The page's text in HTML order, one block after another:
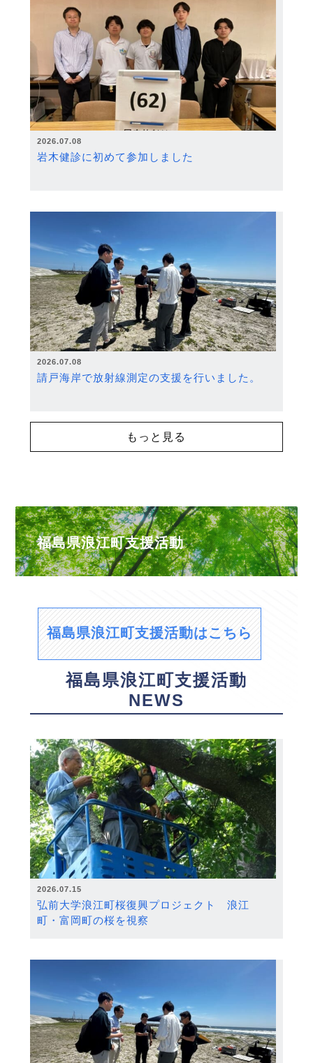
2026.07.08
岩木健診に初めて参加しました
2026.07.08
請戸海岸で放射線測定の支援を行いました。
もっと見る
福島県浪江町支援活動
福島県浪江町支援活動はこちら
福島県浪江町支援活動
NEWS
2026.07.15
弘前大学浪江町桜復興プロジェクト 浪江
町・富岡町の桜を視察